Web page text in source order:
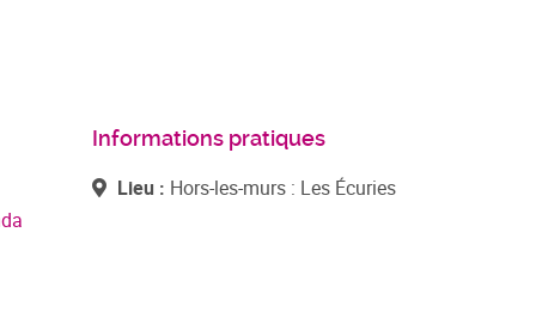
Informations pratiques
Lieu : Hors-les-murs : Les Écuries